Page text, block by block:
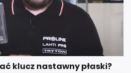
klucz nastawny płaski?